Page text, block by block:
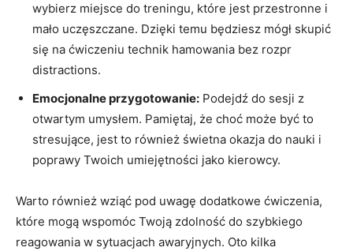
wybierz ⁣miejsce do treningu,​ które jest przestronne i
mało uczęszczane. Dzięki temu będziesz mógł⁤ skupić
się na ćwiczeniu technik hamowania bez‍ rozpr
distractions.
Emocjonalne ​przygotowanie: Podejdź do⁤ sesji z
otwartym umysłem. ‍Pamiętaj, że choć może być to
stresujące, jest to również świetna ‍okazja​ do nauki i
poprawy Twoich umiejętności jako kierowcy.
Warto również wziąć pod uwagę dodatkowe ćwiczenia,
które mogą wspomóc Twoją zdolność‌ do ⁢szybkiego
reagowania w sytuacjach awaryjnych. Oto kilka